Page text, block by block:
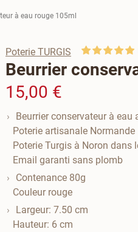
à eau rouge 105ml
Poterie TURGIS
Beurrier
15,00 €
Beurrier conservateur à eau
Poterie artisanale Normande
Poterie Turgis à Noron dans
Email garanti sans plomb
Contenance 80g
Couleur rouge
Largeur: 7.50 cm
Hauteur: 6 cm